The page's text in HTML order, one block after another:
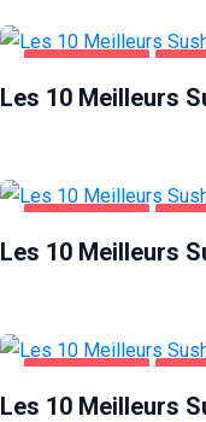
ALIMENTATION
Les 10 Meilleurs
ALIMENTATION
Les 10 Meilleurs
ALIMENTATION
Les 10 Meilleurs